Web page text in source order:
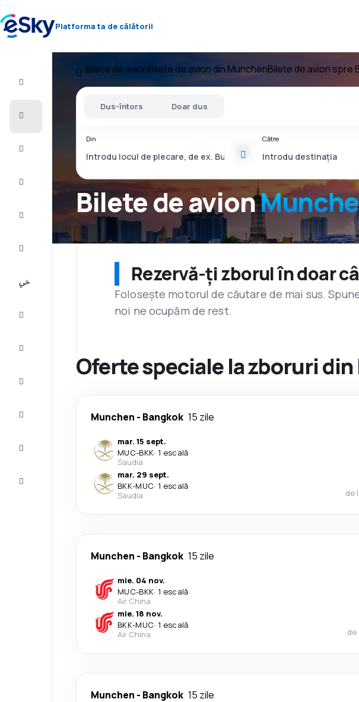
Platforma ta de călătorii
2026/27
Bilete de avionBilete de avion din MunchenBilete de avion spre
Bilete de avion
Dus-întors Doar dus
Din Către
Rezervă-ți zborul în doar
Folosește motorul de căutare de mai sus.
noi ne ocupăm de rest.
Oferte speciale la zboruri
Munchen - Bangkok 15 zile
mar. 15 sept.
MUC-BKK· 1 escală
Saudia
mar. 29 sept.
BKK-MUC· 1 escală
Saudia
de
Munchen - Bangkok 15 zile
mie. 04 nov.
MUC-BKK· 1 escală
Air China
mie. 18 nov.
BKK-MUC· 1 escală
Air China
de
Munchen - Bangkok 15 zile